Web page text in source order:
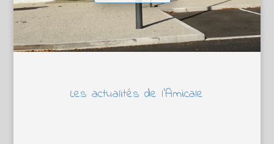
Les actualités de l’Amicale